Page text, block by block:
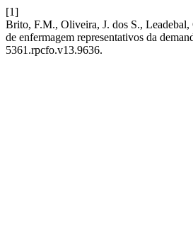
[1]
Brito, F.M., Oliveira, J. dos S., Leadebal,
de enfermagem representativos da
5361.rpcfo.v13.9636.